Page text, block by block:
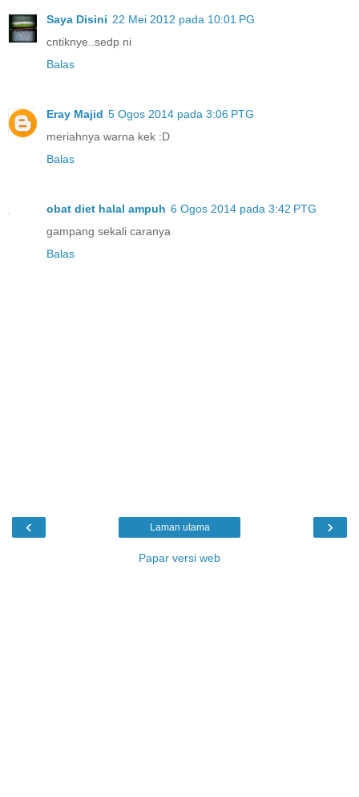
Saya Disini 22 Mei 2012 pada 10:01 PG
cntiknye..sedp ni
Balas
Eray Majid 5 Ogos 2014 pada 3:06 PTG
meriahnya warna kek :D
Balas
obat diet halal ampuh 6 Ogos 2014 pada 3:42 PTG
gampang sekali caranya
Balas
‹ ›
Laman utama
Papar versi web